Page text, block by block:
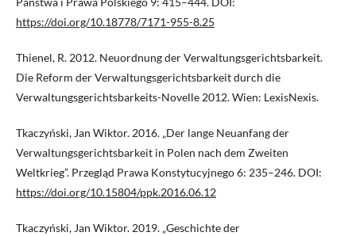
https://doi.org/10.18778/7171-955-8.25
Thienel, R. 2012. Neuordnung der Verwaltungsgerichtsbarkeit.
Die Reform der Verwaltungsgerichtsbarkeit durch die
Verwaltungsgerichtsbarkeits-Novelle 2012. Wien: LexisNexis.
Tkaczyński, Jan Wiktor. 2016. „Der lange Neuanfang der
Verwaltungsgerichtsbarkeit in Polen nach dem Zweiten
Weltkrieg”. Przegląd Prawa Konstytucyjnego 6: 235–246. DOI:
https://doi.org/10.15804/ppk.2016.06.12
Tkaczyński, Jan Wiktor. 2019. „Geschichte der